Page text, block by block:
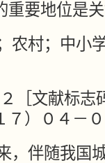
重要地位是
农村；中小
［文献标
７）０４－
，伴随我国